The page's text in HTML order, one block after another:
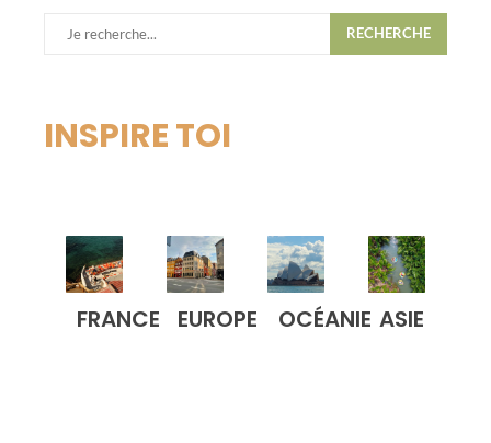
RECHERCHE
INSPIRE TOI
FRANCE EUROPE OCÉANIE ASIE